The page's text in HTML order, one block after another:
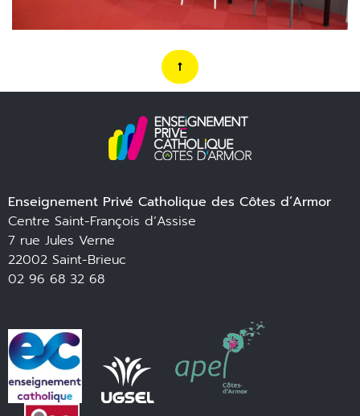
Enseignement Privé Catholique des Côtes d’Armor
Centre Saint-François d’Assise
7 rue Jules Verne
22002 Saint-Brieuc
02 96 68 32 68